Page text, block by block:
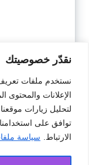
نقدّر خصوصيتك
نستخدم ملفات
الإعلانات
لتحليل زيارات
توافق على
الارتباط.
سياسة
#إفراع
#رسالة إخبارية